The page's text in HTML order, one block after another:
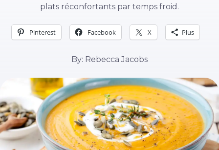
plats réconfortants par temps froid.
Pinterest Facebook X Plus
By: Rebecca Jacobs